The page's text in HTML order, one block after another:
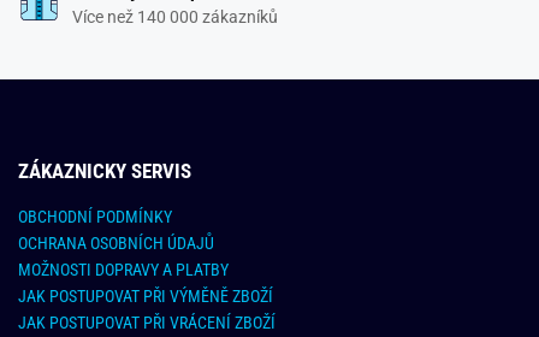
Více než 140 000 zákazníků
ZÁKAZNICKY SERVIS
OBCHODNÍ PODMÍNKY
OCHRANA OSOBNÍCH ÚDAJŮ
MOŽNOSTI DOPRAVY A PLATBY
JAK POSTUPOVAT PŘI VÝMĚNĚ ZBOŽÍ
JAK POSTUPOVAT PŘI VRÁCENÍ ZBOŽÍ